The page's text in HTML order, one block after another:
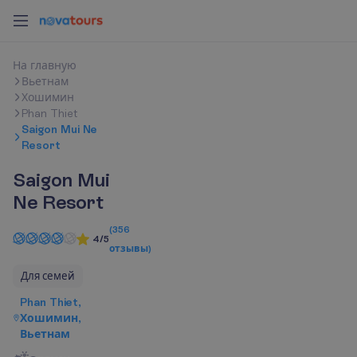
На главную
Вьетнам
Хошимин
Phan Thiet
Saigon Mui Ne
Resort
Saigon Mui
Ne Resort
4/5
(356
отзывы)
Для семей
Phan Thiet,
Хошимин,
Вьетнам